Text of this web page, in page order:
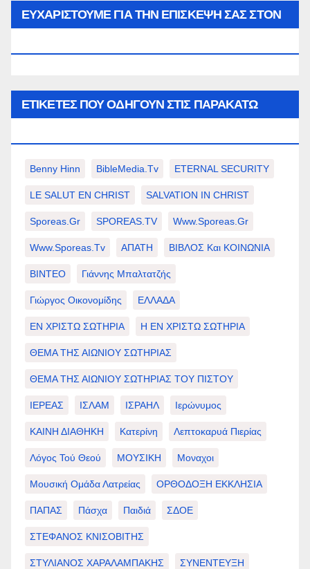
ΕΥΧΑΡΙΣΤΟΥΜΕ ΓΙΑ ΤΗΝ ΕΠΙΣΚΕΨΗ ΣΑΣ ΣΤΟΝ
ΕΤΙΚΈΤΕΣ ΠΟΥ ΟΔΗΓΟΎΝ ΣΤΙΣ ΠΑΡΑΚΆΤΩ
Benny Hinn BibleMedia.tv ETERNAL SECURITY
LE SALUT EN CHRIST SALVATION IN CHRIST
Sporeas.gr SPOREAS.TV Www.sporeas.gr
Www.sporeas.tv ΑΠΑΤΗ ΒΙΒΛΟΣ Και ΚΟΙΝΩΝΙΑ
ΒΙΝΤΕΟ Γιάννης Μπαλτατζής
Γιώργος Οικονομίδης ΕΛΛΑΔΑ
ΕΝ ΧΡΙΣΤΩ ΣΩΤΗΡΙΑ Η ΕΝ ΧΡΙΣΤΩ ΣΩΤΗΡΙΑ
ΘΕΜΑ ΤΗΣ ΑΙΩΝΙΟΥ ΣΩΤΗΡΙΑΣ
ΘΕΜΑ ΤΗΣ ΑΙΩΝΙΟΥ ΣΩΤΗΡΙΑΣ ΤΟΥ ΠΙΣΤΟΥ
ΙΕΡΕΑΣ ΙΣΛΑΜ ΙΣΡΑΗΛ Ιερώνυμος
ΚΑΙΝΗ ΔΙΑΘΗΚΗ Κατερίνη Λεπτοκαρυά Πιερίας
Λόγος Τού Θεού ΜΟΥΣΙΚΗ Μοναχοι
Μουσική Ομάδα Λατρείας ΟΡΘΟΔΟΞΗ ΕΚΚΛΗΣΙΑ
ΠΑΠΑΣ Πάσχα Παιδιά ΣΔΟΕ
ΣΤΕΦΑΝΟΣ ΚΝΙΣΟΒΙΤΗΣ
ΣΤΥΛΙΑΝΟΣ ΧΑΡΑΛΑΜΠΑΚΗΣ ΣΥΝΕΝΤΕΥΞΗ